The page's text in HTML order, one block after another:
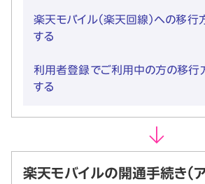
楽天モバイル（楽天回線）への移行
する
利用者登録でご利用中の方の移行
する
楽天モバイルの開通手続き（